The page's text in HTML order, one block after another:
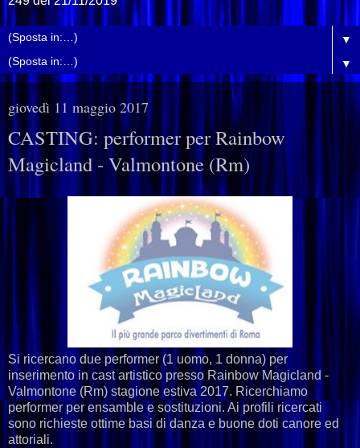
▼
▼
giovedì 11 maggio 2017
CASTING: performer per Rainbow
Magicland - Valmontone (Rm)
Si ricercano due performer (1 uomo, 1 donna) per
inserimento in cast artistico presso Rainbow Magicland -
Valmontone (Rm) stagione estiva 2017. Ricerchiamo
performer per ensamble e sostituzioni. Ai profili ricercati
sono richieste ottime basi di danza e buone doti canore ed
attoriali.